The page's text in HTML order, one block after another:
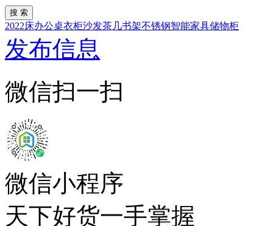
2022床办公桌衣柜沙发茶几书架不锈钢智能家具储物柜
发布信息
微信扫一扫
微信小程序
天下好货一手掌握